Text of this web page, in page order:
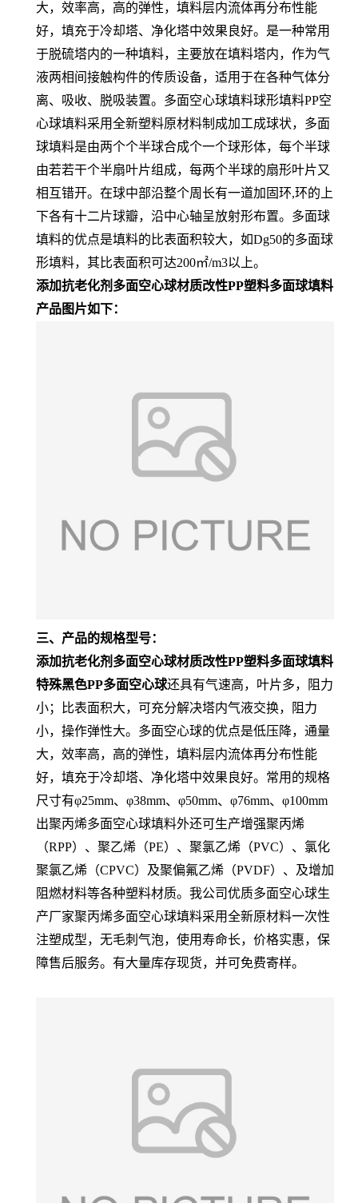
大，效率高，高的弹性，填料层内流体再分布性能
好，填充于冷却塔、净化塔中效果良好。是一种常用
于脱硫塔内的一种填料，主要放在填料塔内，作为气
液两相间接触构件的传质设备，适用于在各种气体分
离、吸收、脱吸装置。多面空心球填料球形填料PP空
心球填料采用全新塑料原材料制成加工成球状，多面
球填料是由两个个半球合成个一个球形体，每个半球
由若若干个半扇叶片组成，每两个半球的扇形叶片又
相互错开。在球中部沿整个周长有一道加固环,环的上
下各有十二片球瓣，沿中心轴呈放射形布置。多面球
填料的优点是填料的比表面积较大，如Dg50的多面球
形填料，其比表面积可达200㎡/m3以上。
添加抗老化剂多面空心球材质改性PP塑料多面球填料
产品图片如下：
三、产品的规格型号：
添加抗老化剂多面空心球材质改性PP塑料多面球填料
特殊黑色PP多面空心球还具有气速高，叶片多，阻力
小；比表面积大，可充分解决塔内气液交换，阻力
小，操作弹性大。多面空心球的优点是低压降，通量
大，效率高，高的弹性，填料层内流体再分布性能
好，填充于冷却塔、净化塔中效果良好。常用的规格
尺寸有φ25mm、φ38mm、φ50mm、φ76mm、φ100mm
出聚丙烯多面空心球填料外还可生产增强聚丙烯
（RPP）、聚乙烯（PE）、聚氯乙烯（PVC）、氯化
聚氯乙烯（CPVC）及聚偏氟乙烯（PVDF）、及增加
阻燃材料等各种塑料材质。我公司优质多面空心球生
产厂家聚丙烯多面空心球填料采用全新原材料一次性
注塑成型，无毛刺气泡，使用寿命长，价格实惠，保
障售后服务。有大量库存现货，并可免费寄样。